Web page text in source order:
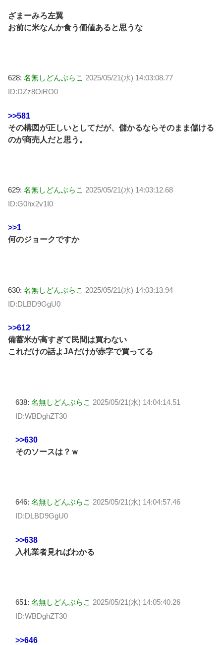
ざまーみろ左翼
お前に米なんか食う価値あると思うな
628: 名無しどんぶらこ 2025/05/21(水) 14:03:08.77
ID:DZz8OiRO0
>>581
その構図が正しいとしてだが、儲かるならそのまま儲ける
のが商売人だと思う。
629: 名無しどんぶらこ 2025/05/21(水) 14:03:12.68
ID:G0hx2v1I0
>>1
何のジョークですか
630: 名無しどんぶらこ 2025/05/21(水) 14:03:13.94
ID:DLBD9GgU0
>>612
備蓄米が高すぎて民間は買わない
これだけの話よJAだけが赤字で買ってる
638: 名無しどんぶらこ 2025/05/21(水) 14:04:14.51
ID:WBDghZT30
>>630
そのソースは？ｗ
646: 名無しどんぶらこ 2025/05/21(水) 14:04:57.46
ID:DLBD9GgU0
>>638
入札業者見ればわかる
651: 名無しどんぶらこ 2025/05/21(水) 14:05:40.26
ID:WBDghZT30
>>646